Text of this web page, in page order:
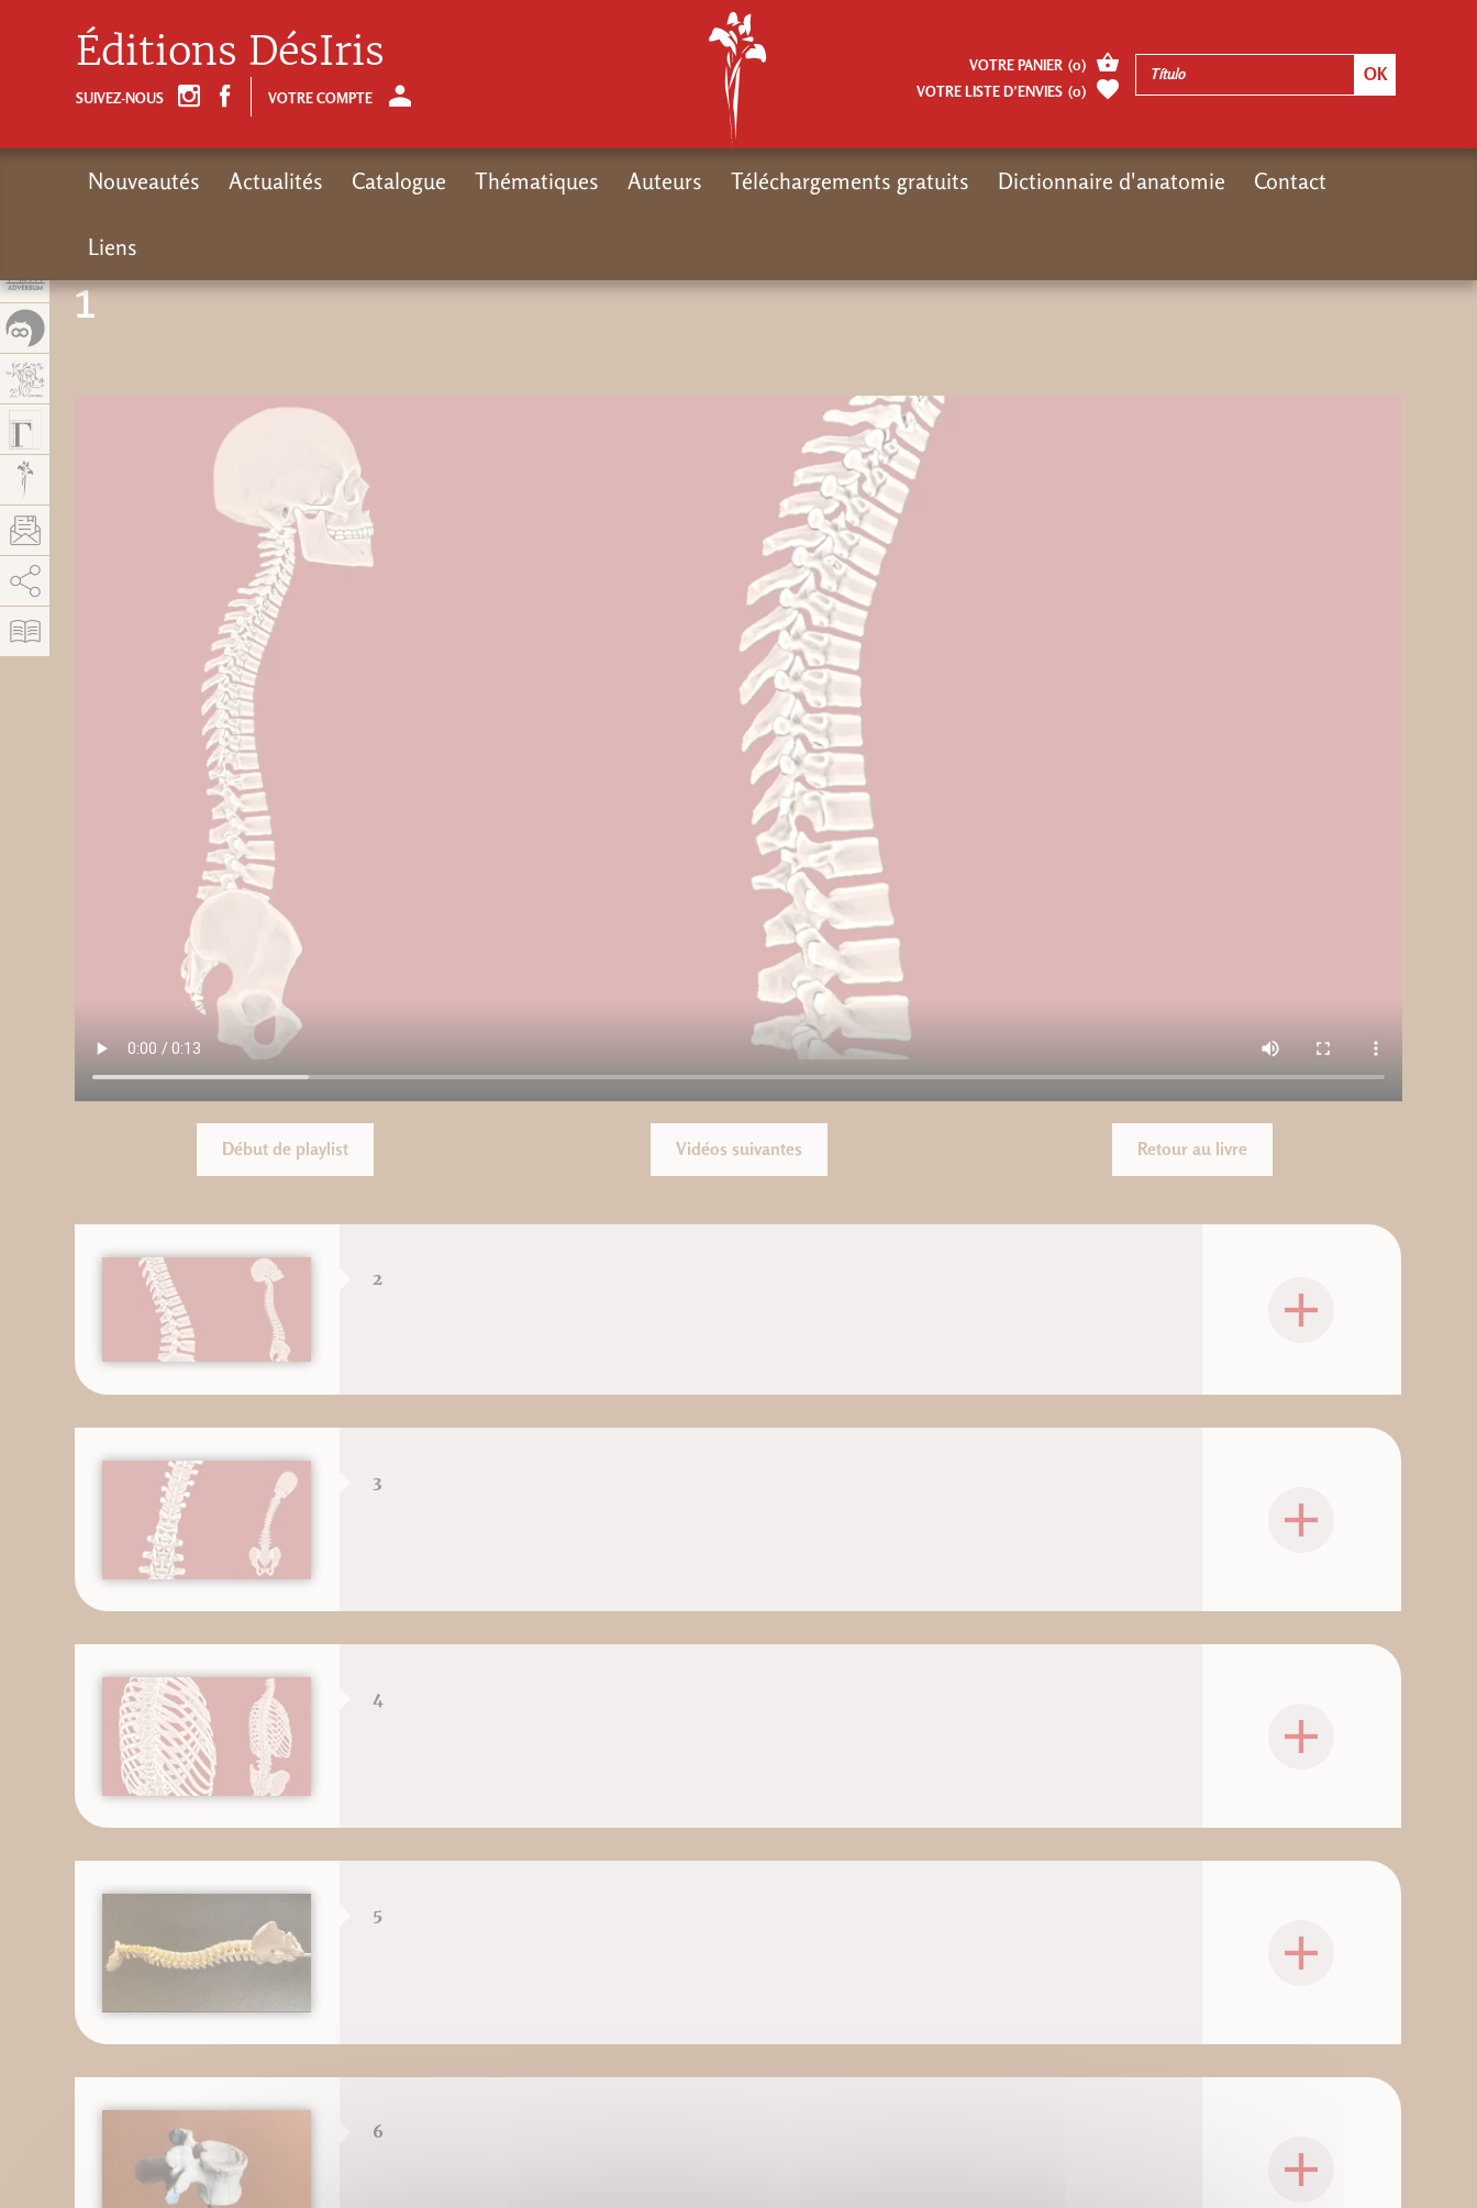
1
Début de playlist Vidéos suivantes Retour au livre
2
3
4
5
6
Éditions DésIris
SUIVEZ-NOUS VOTRE COMPTE
VOTRE PANIER (0)
VOTRE LISTE D’ENVIES (0)
Nouveautés Actualités Catalogue Thématiques Auteurs Téléchargements gratuits Dictionnaire d'anatomie Contact
Liens
Permitir